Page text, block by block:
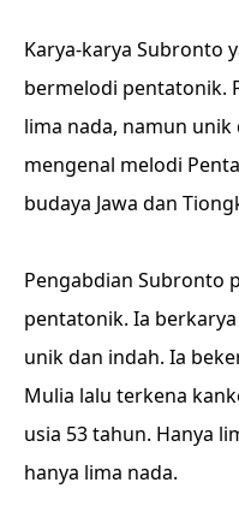
Karya-karya Subronto
bermelodi pentatonik.
lima nada, namun unik
mengenal melodi
budaya Jawa dan
Pengabdian Subronto
pentatonik. Ia
unik dan indah. Ia
Mulia lalu terkena
usia 53 tahun. Hanya
hanya lima nada.